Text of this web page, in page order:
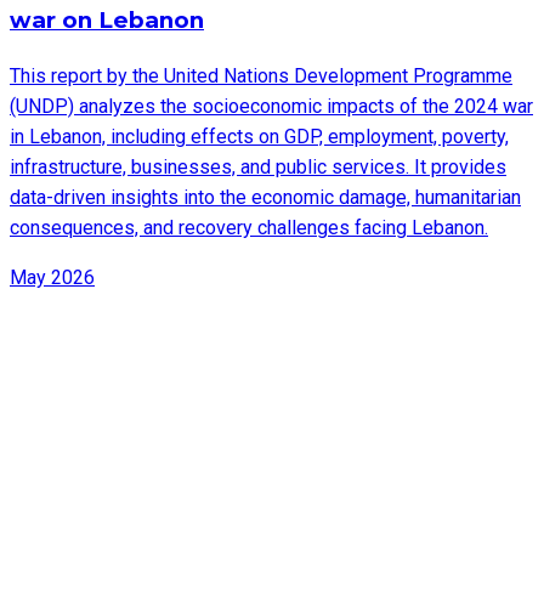
war on Lebanon
This report by the United Nations Development Programme
(UNDP) analyzes the socioeconomic impacts of the 2024 war
in Lebanon, including effects on GDP, employment, poverty,
infrastructure, businesses, and public services. It provides
data-driven insights into the economic damage, humanitarian
consequences, and recovery challenges facing Lebanon.
May 2026